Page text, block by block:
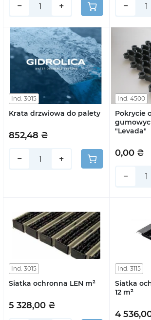
− + −
Ind. 3015
Krata drzwiowa do palety
852,48 ₴
− +
Ind. 4500
Pokrycie
"Levada"
0,00 ₴
−
Ind. 3015
Siatka ochronna LEN m²
5 328,00 ₴
Ind. 3115
Siatka
12 m²
4